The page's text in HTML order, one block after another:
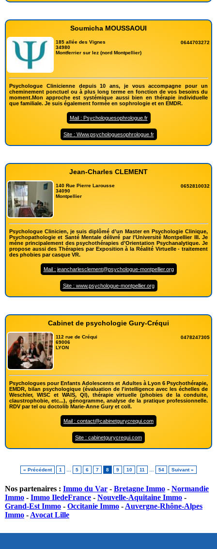
Soumicha MOUSSAOUI
185 allée des Vignes
34980
Montferrier sur lez (nord Montpellier)
0644703272
Psychologue Clinicienne depuis 10 ans, je vous accompagne pour un
cheminement ponctuel ou à plus long terme en fonction de vos besoins du
moment.Mon approche est systémique aussi bien en thérapie individuelle
que familiale. Je suis également formée en sophrologie et en EMDR.
Mail : Psychologuesophrologue.fr
Site : Www.psychologuesophrologue.fr
Jean-Charles CLEMENT
140 Rue Pierre Larousse
34090
Montpellier
0652810032
Psychologue Clinicien, je suis diplômé d’un Master en Psychologie Clinique,
Psychopathologie et Santé Mentale délivré par l’Université Montpellier III. Je
mène principalement des psychothérapies d’Orientation Psychanalytique. Je
propose aussi des Thérapies par Exposition à la Réalité Virtuelle - traitement
des phobies par casque VR.
Mail : jeancharlesclement@psychologue-montpellier.org
Site : www.psychologue-montpellier.org
Cabinet de psychologie Gury-Créqui
112 rue de Créqui
69006
LYON
0478247305
Psychologues pour Enfants Adolescents et Adultes à Lyon 6 Psychothérapie,
EMDR, bilan psychologique (évaluation de l'intelligence avec les échelles de
Weschler, WISC et WAIS, QI), thérapie virtuelle (phobies de la conduite,
claustrophobie, etc...), génogramme, analyse de la pratique professionnelle.
RDV par tel ou doctolib Marie-Anne Gury et coll.
Mail : contact@cabinetgurycrequi.com
Site : cabinetgurycrequi.com
« Précédent 1 5 6 7 8 9 10 11 54 Suivant »
Nos partenaires : Immo du Var - Bretagne Immo - Normandie
Immo - Immo IledeFrance - Nouvelle-Aquitaine Immo -
Grand-Est Immo - Occitanie Immo - Auvergne-Rhône-Alpes
Immo - Avocat Lille